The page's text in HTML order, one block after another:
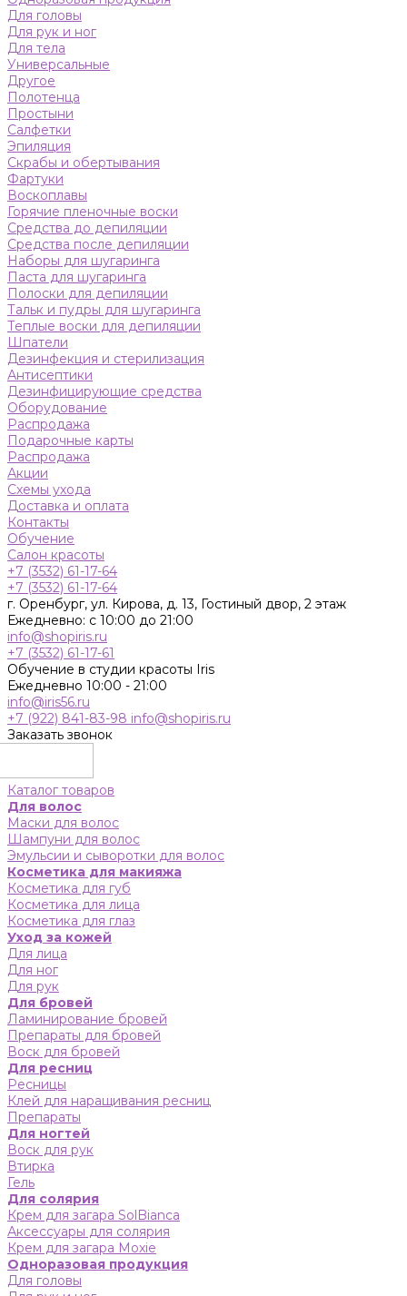
Для головы
Для рук и ног
Для тела
Универсальные
Другое
Полотенца
Простыни
Салфетки
Эпиляция
Скрабы и обертывания
Фартуки
Воскоплавы
Горячие пленочные воски
Средства до депиляции
Средства после депиляции
Наборы для шугаринга
Паста для шугаринга
Полоски для депиляции
Тальк и пудры для шугаринга
Теплые воски для депиляции
Шпатели
Дезинфекция и стерилизация
Антисептики
Дезинфицирующие средства
Оборудование
Распродажа
Подарочные карты
Распродажа
Акции
Схемы ухода
Доставка и оплата
Контакты
Обучение
Салон красоты
+7 (3532) 61-17-64
+7 (3532) 61-17-64
г. Оренбург, ул. Кирова, д. 13, Гостиный двор, 2 этаж
Ежедневно: с 10:00 до 21:00
info@shopiris.ru
+7 (3532) 61-17-61
Обучение в студии красоты Iris
Ежедневно 10:00 - 21:00
info@iris56.ru
+7 (922) 841-83-98 info@shopiris.ru
Заказать звонок
Каталог товаров
Для волос
Маски для волос
Шампуни для волос
Эмульсии и сыворотки для волос
Косметика для макияжа
Косметика для губ
Косметика для лица
Косметика для глаз
Уход за кожей
Для лица
Для ног
Для рук
Для бровей
Ламинирование бровей
Препараты для бровей
Воск для бровей
Для ресниц
Ресницы
Клей для наращивания ресниц
Препараты
Для ногтей
Воск для рук
Втирка
Гель
Для солярия
Крем для загара SolBianca
Аксессуары для солярия
Крем для загара Moxie
Одноразовая продукция
Для головы